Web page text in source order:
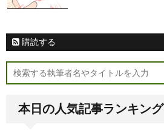
購読する
本日の人気記事ランキング